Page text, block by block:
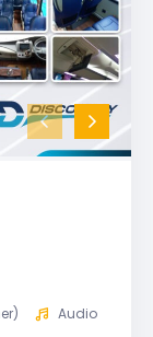
Audio